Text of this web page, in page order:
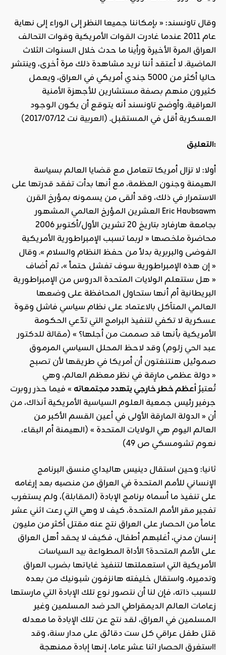
وقال تاونسند: « بإمكاننا جميعا النظر إلى الوراء إلى نهاية
عام 2011 عندما غادرت القوات الأمريكية وقوات التحالف
العراق المرة الأخيرة ورأينا ما حدث خلال السنوات الثلاث
الماضية. لا أعتقد أننا نريد مشاهدة ذلك مرة أخرى، وينتشر
حاليا أكثر من 5000 جندي أمريكي في العراق، ويعمل
كثيرون منهم بصفة مستشارين للأجهزة الأمنية
العراقية. وأوضح تاونسند أنه يتوقع أن يكون الوجود
العسكرية أقل في المستقبل. (العربية نت 2017/07/12)
التعليق:
أولا: لا تزال أمريكا تتعامل مع قضايا العالم بسياسة
الهيمنة وجنون العظمة، مع أنها بدأت تفقد قدرتها على
الاستمرار في ذلك، وقد ألقى من يسمونه بمؤرخ القرن
العشرين المؤرخ العالمي المشهور Eric Haubsawm
بجامعة هارفارد بتاريخ 20 تشرين الأول/أكتوبر 2006
محاضرة ملخصها « لربما تسبب الإمبراطورية الأمريكية
الفوضى والبربرية بدلاً من حفظ النظام والسلام ». وقال
« إن هذه الإمبراطورية سوف تفشل حتماً »، ثم أضاف
« هل ستتعلم الولايات المتحدة الدروس من الإمبراطورية
البريطانية أم أنها ستحاول المحافظة على وضعها
العالمي المتآكل بالاعتماد على نظام سياسي فاشل وقوة
عسكرية لا تكفي لتنفيذ البرامج التي تدّعي الحكومة
الأمريكية بأنها قد صممت من أجلها؟ » (مقالة للدكتور
عبد الحي زلوم) وقد لاحظ المحلل السياسي المرموق
صموئيل هنتنغتون أن أمريكا في طريقها لأن تصبح
« دولة عظمى مارِقة في نظر معظم العالم، وهي
تُعتبرُأعظم خطر خارجي يتهدد مجتمعاته» فيما حذر روبرت
جرفير رئيس جمعية العلوم السياسية الأمريكية آنذاك، من
أن « الدولة المارقة الأولى في أعين القسم الأكبر من
العالم اليوم هي الولايات المتحدة » (الهيمنة أم البقاء،
نعوم تشومسكي ص 49)
ثانيا: وحين استقال دينيس هاليداي منسق البرنامج
الإنساني للأمم المتحدة في العراق من منصبه بعد إرغامه
على تنفيذ ما أسماه برنامج الإبادة (المقابلة)، ولم يستغرب
تفجير مقر الأمم المتحدة، كيف لا وهي التي رعت اثني عشر
عاماً من الحصار على العراق نتج عنه مقتل أكثر من مليون
إنسان مدني، أغلبهم أطفال، فكيف لا يحقد أهل العراق
على الأمم المتحدة؟ الأداة المطواعة بيد السياسات
الأمريكية التي استعملتها لتنفيذ غاياتها بضرب العراق
وتدميره، واستقال خليفته هانزفون شبونيك من بعده
للسبب ذاته، فإن لنا أن نتصور نوع تلك الإبادة التي مارستها
زعامات العالم الديمقراطي الحر ضد المسلمين وغير
المسلمين في العراق، لقد نتج عن تلك الإبادة ما معدله
قتل طفل عراقي كل ست دقائق على مدار سنة، وقد
استغرق الحصار اثنا عشر عاما، إنها إبادة ممنهجة!